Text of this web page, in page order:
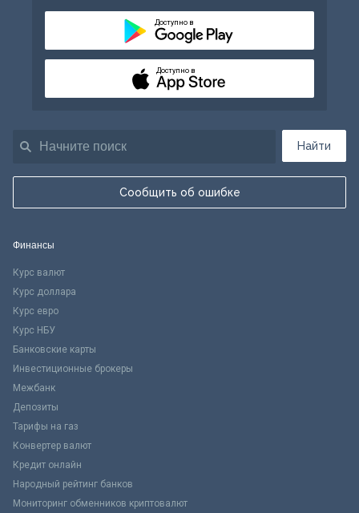
Найти
Сообщить об ошибке
Доступно в
Доступно в
Финансы
Курс валют
Курс доллара
Курс евро
Курс НБУ
Банковские карты
Инвестиционные брокеры
Межбанк
Депозиты
Тарифы на газ
Конвертер валют
Кредит онлайн
Народный рейтинг банков
Мониторинг обменников криптовалют